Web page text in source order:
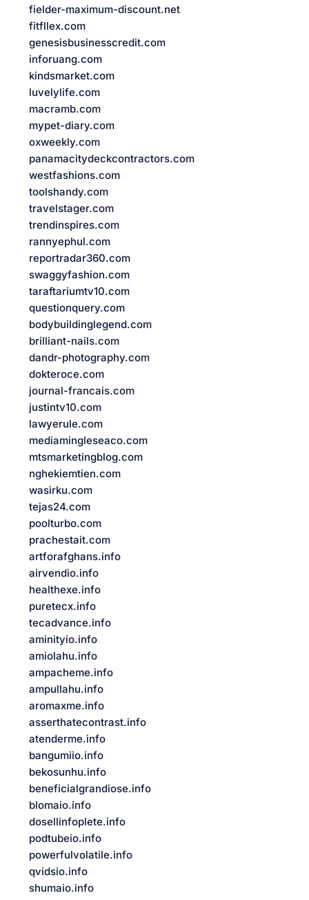
fielder-maximum-discount.net
fitfllex.com
genesisbusinesscredit.com
inforuang.com
kindsmarket.com
luvelylife.com
macramb.com
mypet-diary.com
oxweekly.com
panamacitydeckcontractors.com
westfashions.com
toolshandy.com
travelstager.com
trendinspires.com
rannyephul.com
reportradar360.com
swaggyfashion.com
taraftariumtv10.com
questionquery.com
bodybuildinglegend.com
brilliant-nails.com
dandr-photography.com
dokteroce.com
journal-francais.com
justintv10.com
lawyerule.com
mediamingleseaco.com
mtsmarketingblog.com
nghekiemtien.com
wasirku.com
tejas24.com
poolturbo.com
prachestait.com
artforafghans.info
airvendio.info
healthexe.info
puretecx.info
tecadvance.info
aminityio.info
amiolahu.info
ampacheme.info
ampullahu.info
aromaxme.info
asserthatecontrast.info
atenderme.info
bangumiio.info
bekosunhu.info
beneficialgrandiose.info
blomaio.info
dosellinfoplete.info
podtubeio.info
powerfulvolatile.info
qvidsio.info
shumaio.info